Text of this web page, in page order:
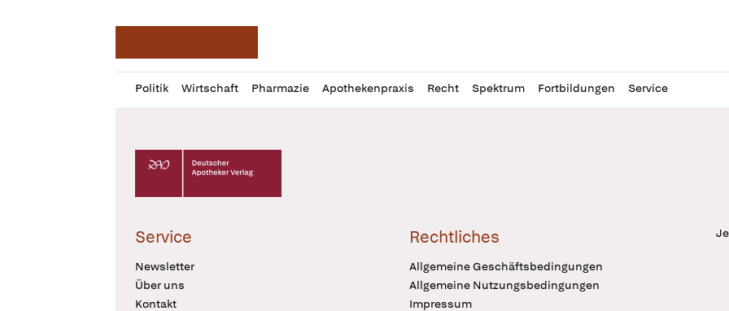
Politik Wirtschaft Pharmazie Apothekenpraxis Recht Spektrum Fortbildungen Service
Profil
öffnen
Daz
Pur
Deutscher Apotheker Verlag Logo
Service
Newsletter
Über uns
Kontakt
Rechtliches
Allgemeine Geschäftsbedingungen
Allgemeine Nutzungsbedingungen
Impressum